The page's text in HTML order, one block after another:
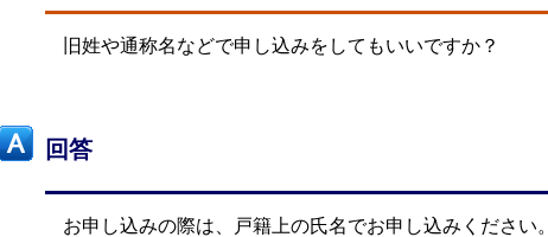
旧姓や通称名などで申し込みをしてもいいですか？
回答
お申し込みの際は、戸籍上の氏名でお申し込みください。